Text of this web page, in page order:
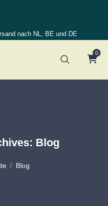
nach NL, BE und DE
0
Blog
Blog